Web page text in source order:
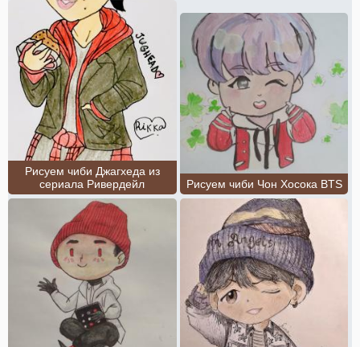
Рисуем чиби Джагхеда из
сериала Ривердейл
Рисуем чиби Чон Хосока BTS